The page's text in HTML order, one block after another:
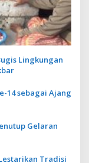
Lingkungan
14 sebagai Ajang
Gelaran
Tradisi